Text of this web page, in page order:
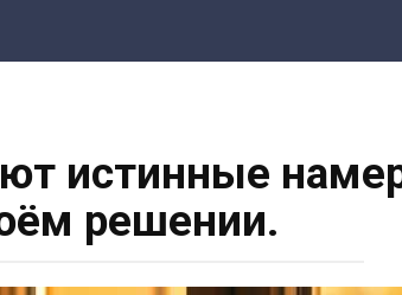
истинные
решении.